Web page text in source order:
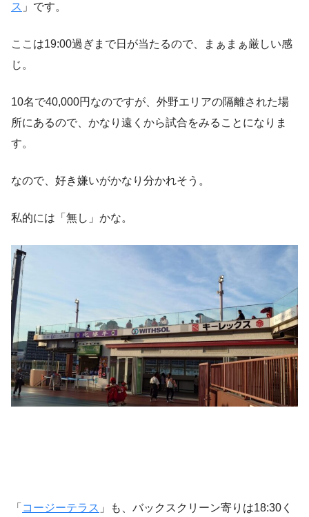
ス 」です。
ここは19:00過ぎまで日が当たるので、まぁまぁ厳しい感
じ。
10名で40,000円なのですが、外野エリアの隔離された場
所にあるので、かなり遠くから試合をみることになりま
す。
なので、好き嫌いがかなり分かれそう。
私的には「無し」かな。
「 コージーテラス 」も、バックスクリーン寄りは18:30く